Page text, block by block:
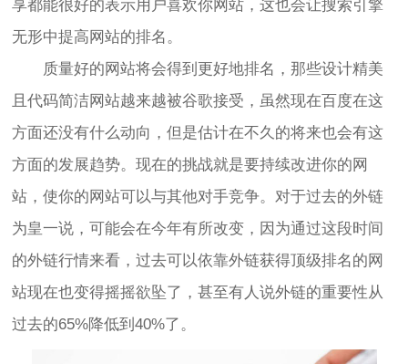
享都能很好的表示用户喜欢你网站，这也会让搜索引擎
无形中提高网站的排名。
质量好的网站将会得到更好地排名，那些设计精美
且代码简洁网站越来越被谷歌接受，虽然现在百度在这
方面还没有什么动向，但是估计在不久的将来也会有这
方面的发展趋势。现在的挑战就是要持续改进你的网
站，使你的网站可以与其他对手竞争。对于过去的外链
为皇一说，可能会在今年有所改变，因为通过这段时间
的外链行情来看，过去可以依靠外链获得顶级排名的网
站现在也变得摇摇欲坠了，甚至有人说外链的重要性从
过去的65%降低到40%了。